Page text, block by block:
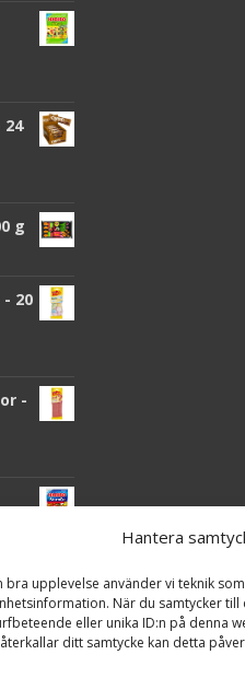
Hantera
bra upplevelse använder vi teknik
När du samtycker till
eller unika ID:n på denna
ditt samtycke kan detta
24
g
20
-